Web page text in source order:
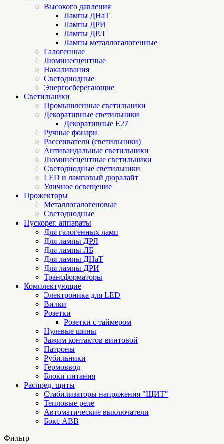
Высокого давления
Лампы ДНаТ
Лампы ДРИ
Лампы ДРЛ
Лампы металлогалогенные
Галогенные
Люминесцентные
Накаливания
Светодиодные
Энергосберегающие
Светильники
Промышленные светильники
Декоративные светильники
Декоративные Е27
Ручные фонари
Рассеиватели (светильники)
Антивандальные светильники
Люминесцентные светильники
Cветодиодные светильники
LED и ламповый дюралайт
Уличное освещение
Прожекторы
Металлогалогеновые
Светодиодные
Пускорег. аппараты
Для галогенных ламп
Для лампы ДРЛ
Для лампы ЛБ
Для лампы ДНаТ
Для лампы ДРИ
Трансформаторы
Комплектующие
Электроника для LED
Вилки
Розетки
Розетки с таймером
Нулевые шины
Зажим контактов винтовой
Патроны
Рубильники
Гермоввод
Блоки питания
Распред. щиты
Стабилизаторы напряжения "ЩИТ"
Тепловые реле
Автоматические выключатели
Бокс ABB
Фильтр